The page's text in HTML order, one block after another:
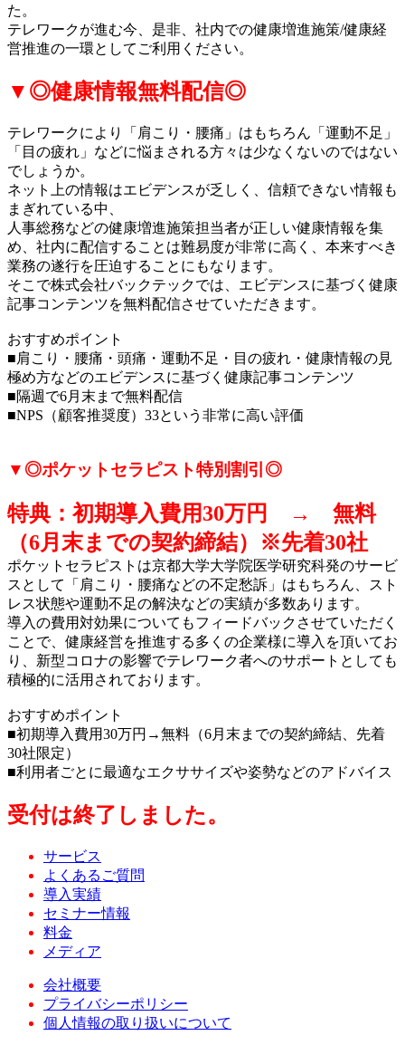
た。
テレワークが進む今、是非、社内での健康増進施策/健康経
営推進の一環としてご利用ください。
▼◎健康情報無料配信◎
テレワークにより「肩こり・腰痛」はもちろん「運動不足」
「目の疲れ」などに悩まされる方々は少なくないのではない
でしょうか。
ネット上の情報はエビデンスが乏しく、信頼できない情報も
まぎれている中、
人事総務などの健康増進施策担当者が正しい健康情報を集
め、社内に配信することは難易度が非常に高く、本来すべき
業務の遂行を圧迫することにもなります。
そこで株式会社バックテックでは、エビデンスに基づく健康
記事コンテンツを無料配信させていただきます。
おすすめポイント
■肩こり・腰痛・頭痛・運動不足・目の疲れ・健康情報の見
極め方などのエビデンスに基づく健康記事コンテンツ
■隔週で6月末まで無料配信
■NPS（顧客推奨度）33という非常に高い評価
▼◎ポケットセラピスト特別割引◎
特典：初期導入費用30万円 → 無料
（6月末までの契約締結）※先着30社
ポケットセラピストは京都大学大学院医学研究科発のサービ
スとして「肩こり・腰痛などの不定愁訴」はもちろん、スト
レス状態や運動不足の解決などの実績が多数あります。
導入の費用対効果についてもフィードバックさせていただく
ことで、健康経営を推進する多くの企業様に導入を頂いてお
り、新型コロナの影響でテレワーク者へのサポートとしても
積極的に活用されております。
おすすめポイント
■初期導入費用30万円→無料（6月末までの契約締結、先着
30社限定）
■利用者ごとに最適なエクササイズや姿勢などのアドバイス
受付は終了しました。
サービス
よくあるご質問
導入実績
セミナー情報
料金
メディア
会社概要
プライバシーポリシー
個人情報の取り扱いについて